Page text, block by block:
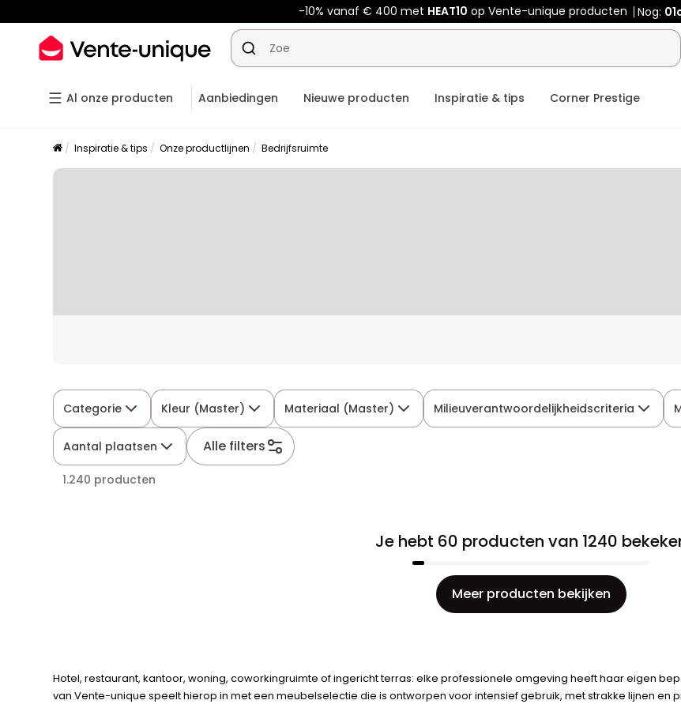
-10% vanaf € 400 met HEAT10 op Vente-unique producten Nog:
Al onze producten Aanbiedingen Nieuwe producten Inspiratie & tips Corner Prestige
Inspiratie & tips Onze productlijnen Bedrijfsruimte
Categorie Kleur (Master) Materiaal (Master) Milieuverantwoordelijkheidscriteria
Aantal plaatsen Alle filters
1.240 producten
Je hebt 60 producten van 1240
Meer producten bekijken
Hotel, restaurant, kantoor, woning, coworkingruimte of ingericht terras: elke professionele omgeving heeft haar eigen
van Vente-unique speelt hierop in met een meubelselectie die is ontworpen voor intensief gebruik, met strakke lijnen en